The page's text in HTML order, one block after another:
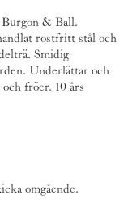
Burgon & Ball.
rostfritt stål och
Smidig
Underlättar och
fröer. 10 års
omgående.